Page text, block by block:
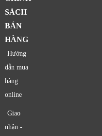
SÁCH
BÁN
HÀNG
Hướng
dẫn mua
hàng
online
Giao
nhận -